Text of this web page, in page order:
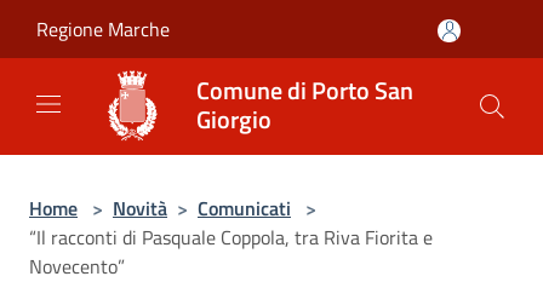
Regione Marche
Comune di Porto San
Giorgio
Home > Novità > Comunicati >
“Il racconti di Pasquale Coppola, tra Riva Fiorita e
Novecento”